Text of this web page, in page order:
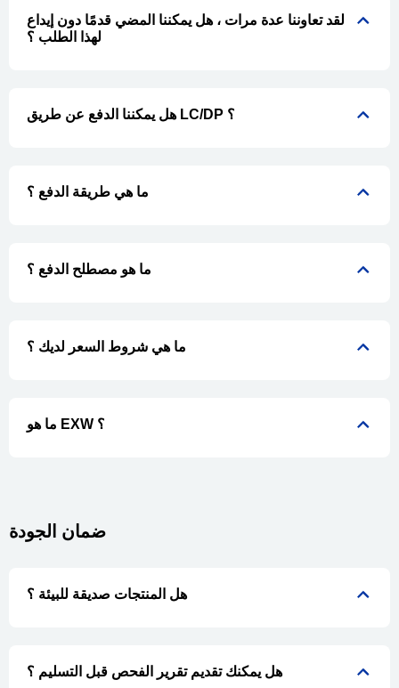
لقد تعاوننا عدة مرات ، هل يمكننا المضي قدمًا دون إيداع
لهذا الطلب ؟
هل يمكننا الدفع عن طريق LC/DP ؟
ما هي طريقة الدفع ؟
ما هو مصطلح الدفع ؟
ما هي شروط السعر لديك ؟
ما هو EXW ؟
ضمان الجودة
هل المنتجات صديقة للبيئة ؟
هل يمكنك تقديم تقرير الفحص قبل التسليم ؟